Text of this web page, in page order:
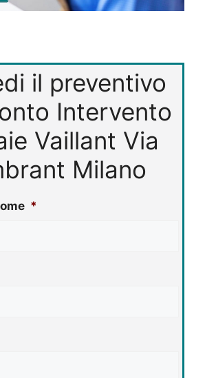
il preventivo
Intervento
Vaillant Via
Milano
*